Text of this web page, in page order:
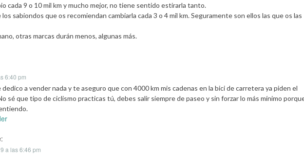
cada 9 o 10 mil km y mucho mejor, no tiene sentido estirarla tanto.
sabiondos que os recomiendan cambiarla cada 3 o 4 mil km. Seguramente son ellos las que os las
otras marcas durán menos, algunas más.
6:40 pm
dedico a vender nada y te aseguro que con 4000 km mis cadenas en la bici de carretera ya piden el
sé que tipo de ciclismo practicas tú, debes salir siempre de paseo y sin forzar lo más mínimo
a las 6:46 pm